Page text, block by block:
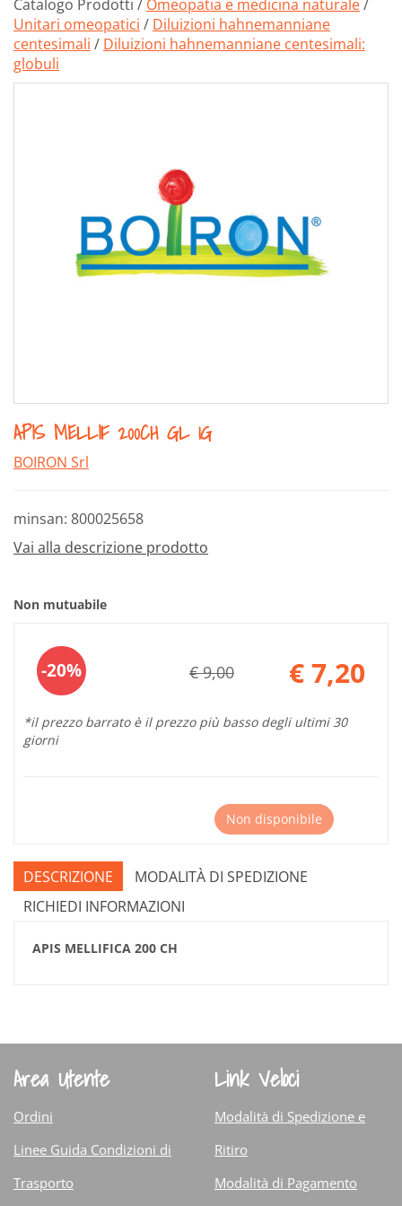
Catalogo Prodotti / Omeopatia e medicina naturale/
Unitari omeopatici / Diluizioni hahnemanniane
centesimali / Diluizioni hahnemanniane centesimali:
globuli
APIS MELLIF 200CH GL 1G
BOIRON Srl
minsan: 800025658
Vai alla descrizione prodotto
Non mutuabile
Sconto
del20% € 9,00
Prezzo
€ 7,20
*il prezzo barrato è il prezzo più basso degli ultimi 30
giorni
Non disponibile
DESCRIZIONE
MODALITÀ DI SPEDIZIONE
RICHIEDI INFORMAZIONI
APIS MELLIFICA 200 CH
Area Utente
Ordini
Linee Guida Condizioni di
Trasporto
Link Veloci
Modalità di Spedizione e
Ritiro
Modalità di Pagamento